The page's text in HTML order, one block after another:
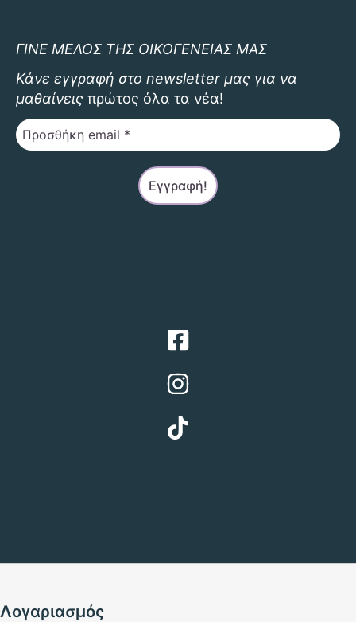
ΓΙΝΕ ΜΕΛΟΣ ΤΗΣ ΟΙΚΟΓΕΝΕΙΑΣ ΜΑΣ
Κάνε εγγραφή στο newsletter μας για να
μαθαίνεις πρώτος όλα τα νέα!
Λογαριασμός